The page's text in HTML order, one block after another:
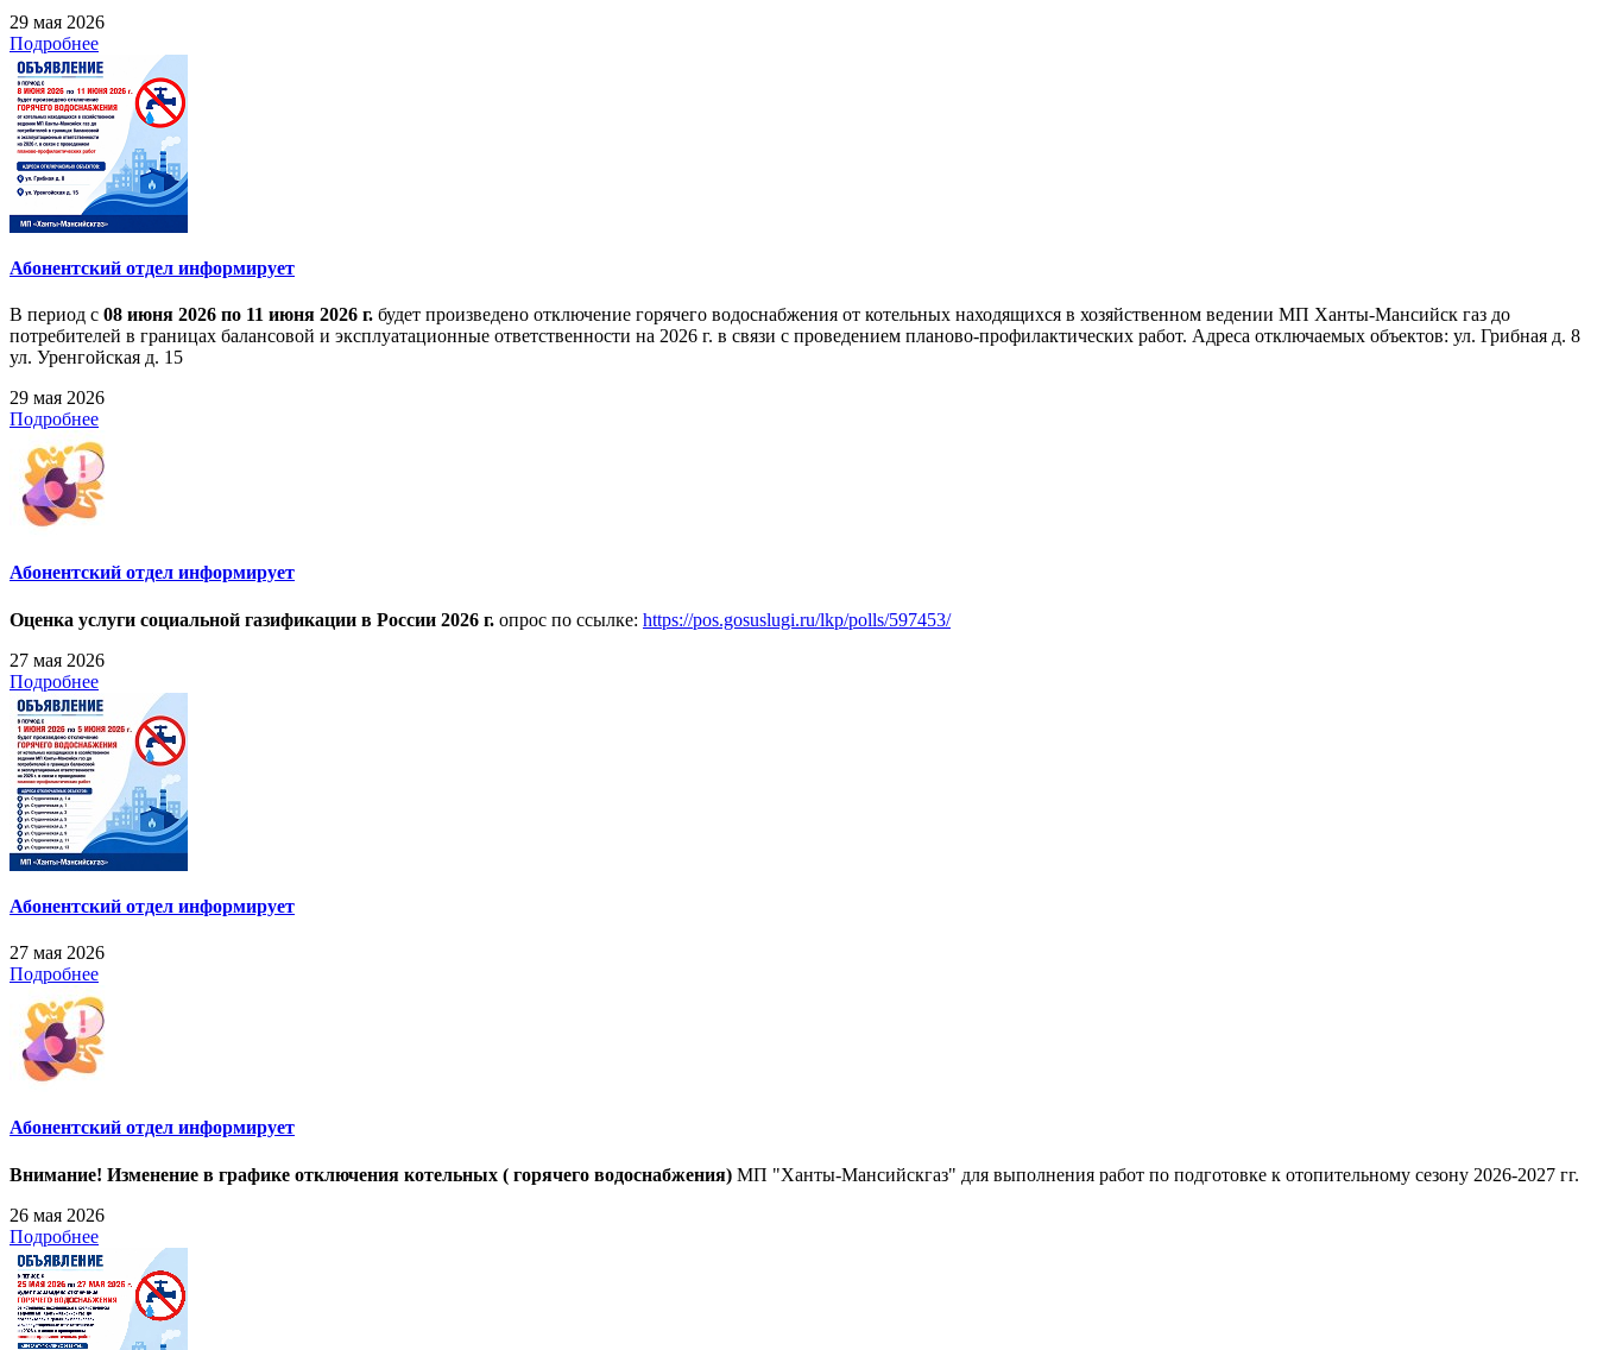
29 мая 2026
Подробнее
Абонентский отдел информирует
В период с 08 июня 2026 по 11 июня 2026 г. будет произведено отключение горячего водоснабжения от котельных находящихся в хозяйственном ведении МП Ханты-Мансийск газ до
потребителей в границах балансовой и эксплуатационные ответственности на 2026 г. в связи с проведением планово-профилактических работ. Адреса отключаемых объектов: ул. Грибная д. 8
ул. Уренгойская д. 15
29 мая 2026
Подробнее
Абонентский отдел информирует
Оценка услуги социальной газификации в России 2026 г. опрос по ссылке: https://pos.gosuslugi.ru/lkp/polls/597453/
27 мая 2026
Подробнее
Абонентский отдел информирует
27 мая 2026
Подробнее
Абонентский отдел информирует
Внимание! Изменение в графике отключения котельных ( горячего водоснабжения) МП "Ханты-Мансийскгаз" для выполнения работ по подготовке к отопительному сезону 2026-2027 гг.
26 мая 2026
Подробнее